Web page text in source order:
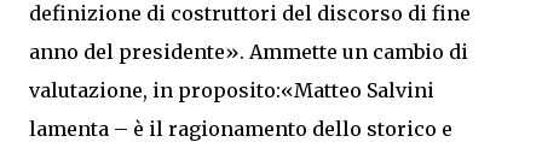
definizione di costruttori del discorso di fine
anno del presidente». Ammette un cambio di
valutazione, in proposito:«Matteo Salvini
lamenta – è il ragionamento dello storico e